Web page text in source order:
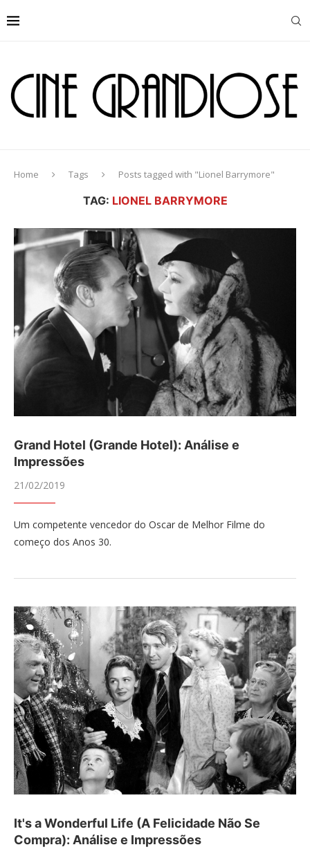
Home Tags Posts tagged with "Lionel Barrymore"
TAG: LIONEL BARRYMORE
Grand Hotel (Grande Hotel): Análise e
Impressões
21/02/2019
Um competente vencedor do Oscar de Melhor Filme do
começo dos Anos 30.
It's a Wonderful Life (A Felicidade Não Se
Compra): Análise e Impressões